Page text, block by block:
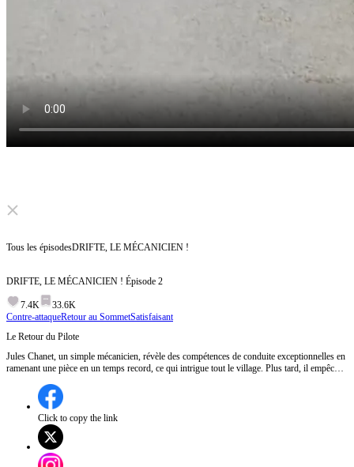
Click to unmute
Tous les épisodesDRIFTE, LE MÉCANICIEN !
DRIFTE, LE MÉCANICIEN ! Épisode 2
7.4K
33.6K
Contre-attaqueRetour au SommetSatisfaisant
Le Retour du Pilote
Jules Chanet, un simple mécanicien, révèle des compétences de conduite exceptionnelles en
ramenant une pièce en un temps record, ce qui intrigue tout le village. Plus tard, il empêche
approfondie des automobiles. À la fin, le propriétaire furieux de la voiture arrive, menaçant
de faire payer les dégâts.Que cache vraiment Jules Chanet et comment va-t-il se sortir de
cette situation ?Click to copy the link